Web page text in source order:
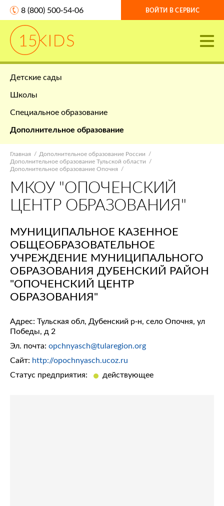
8 (800) 500-54-06 ВОЙТИ В СЕРВИС
Детские сады
Школы
Специальное образование
Дополнительное образование
Главная
Дополнительное образование России
Дополнительное образование Тульской области
Дополнительное образование Опочня
МКОУ "ОПОЧЕНСКИЙ
ЦЕНТР ОБРАЗОВАНИЯ"
МУНИЦИПАЛЬНОЕ КАЗЕННОЕ
ОБЩЕОБРАЗОВАТЕЛЬНОЕ
УЧРЕЖДЕНИЕ МУНИЦИПАЛЬНОГО
ОБРАЗОВАНИЯ ДУБЕНСКИЙ РАЙОН
"ОПОЧЕНСКИЙ ЦЕНТР
ОБРАЗОВАНИЯ"
Адрес: Тульская обл, Дубенский р-н, село Опочня, ул
Победы, д 2
Эл. почта: opchnyasch@tularegion.org
Сайт: http://opochnyasch.ucoz.ru
Статус предприятия:
действующее